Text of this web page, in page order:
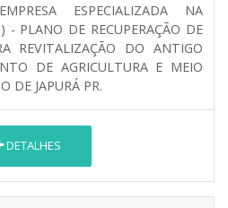
ESPECIALIZADA NA
- PLANO DE RECUPERAÇÃO DE
REVITALIZAÇÃO DO ANTIGO
DE AGRICULTURA E MEIO
DE JAPURÁ PR.
DETALHES